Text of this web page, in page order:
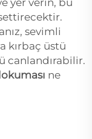
yer verin, bu
sevimli
kırbaç üstü
canlandırabilir.
ne